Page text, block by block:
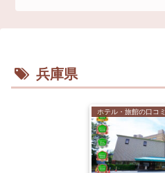
兵庫県
ホテル・旅館の口コミ